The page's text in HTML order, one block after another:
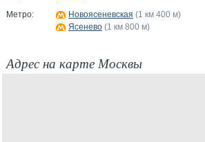
Метро:
Новоясеневская (1 км 400 м)
Ясенево (1 км 800 м)
Адрес на карте Москвы